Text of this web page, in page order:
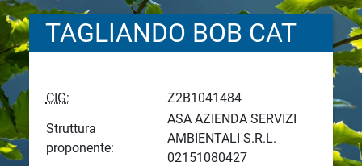
TAGLIANDO BOB CAT
CIG:
Z2B1041484
Struttura
proponente:
ASA AZIENDA SERVIZI
AMBIENTALI S.R.L.
02151080427